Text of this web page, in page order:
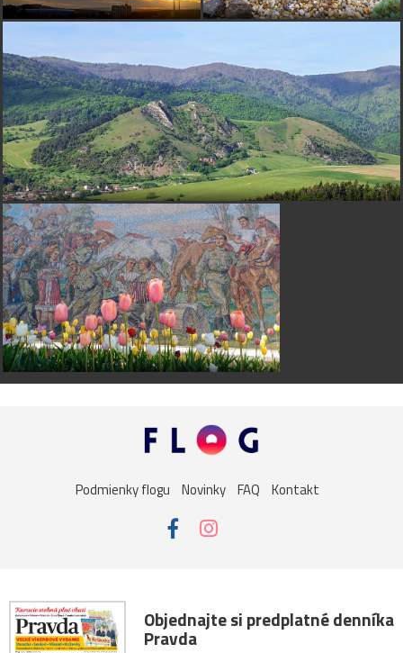
Podmienky flogu Novinky FAQ Kontakt
Objednajte si predplatné denníka
Pravda